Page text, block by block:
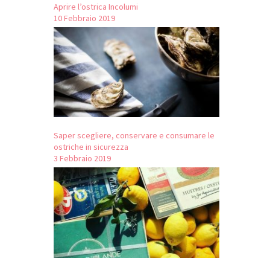
Aprire l’ostrica Incolumi
10 Febbraio 2019
Saper scegliere, conservare e consumare le
ostriche in sicurezza
3 Febbraio 2019